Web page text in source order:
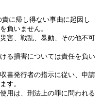
に帰し得ない事由に起因し
負いません。
害、戦乱、暴動、その他不可
る損害については責任を負い
書発行者の指示に従い、申請
す。
用は、刑法上の罪に問われる